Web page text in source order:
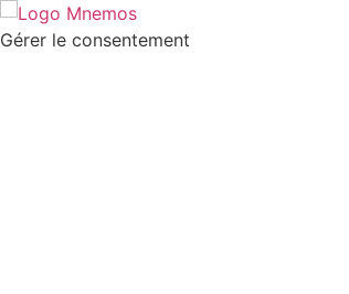
Gérer le consentement